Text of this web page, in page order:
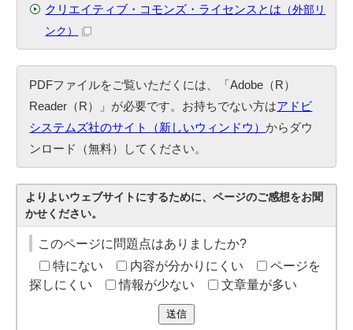
クリエイティブ・コモンズ・ライセンスとは （外部リ
ンク）
PDFファイルをご覧いただくには、「Adobe（R）
Reader（R）」が必要です。お持ちでない方はアドビ
システムズ社のサイト（新しいウィンドウ）からダウ
ンロード（無料）してください。
よりよいウェブサイトにするために、ページのご感想をお聞
かせください。
このページに問題点はありましたか?
特にない
内容が分かりにくい
ページを
探しにくい
情報が少ない 文章量が多い
送信